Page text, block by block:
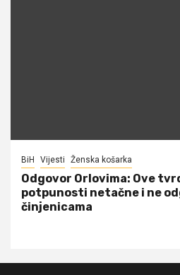
BiH Vijesti Ženska košarka
Odgovor Orlovima: ​Ove
potpunosti netačne i ne
činjenicama